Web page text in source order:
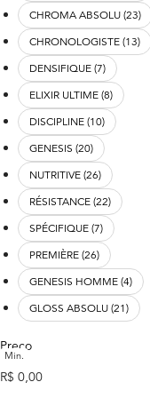
CHROMA ABSOLU (23)
CHRONOLOGISTE (13)
DENSIFIQUE (7)
ELIXIR ULTIME (8)
DISCIPLINE (10)
GENESIS (20)
NUTRITIVE (26)
RÉSISTANCE (22)
SPÉCIFIQUE (7)
PREMIÈRE (26)
GENESIS HOMME (4)
GLOSS ABSOLU (21)
Preço
Min.